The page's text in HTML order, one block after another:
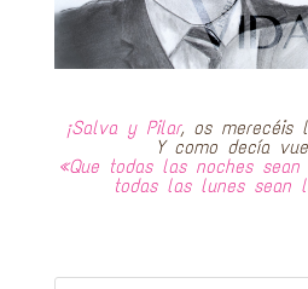
¡Salva y Pilar, os merecéis
Y como decía
«Que todas las noches
todas las lunes sean